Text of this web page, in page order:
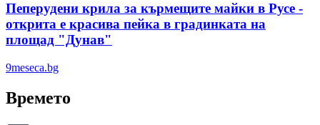
Пеперудени крила за кърмещите майки в Русе -
открита е красива пейка в градинката на
площад "Дунав"
9meseca.bg
Времето